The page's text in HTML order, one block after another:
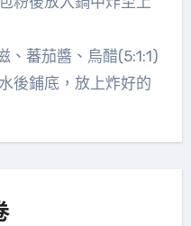
、蕃茄醬、烏醋(5:1:1)
後鋪底，放上炸好的